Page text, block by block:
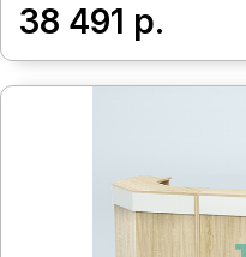
38 491 р.